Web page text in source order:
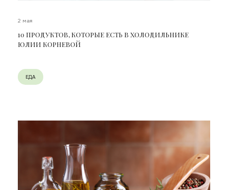
2 мая
10 ПРОДУКТОВ, КОТОРЫЕ ЕСТЬ В ХОЛОДИЛЬНИКЕ
ЮЛИИ КОРНЕВОЙ
ЕДА